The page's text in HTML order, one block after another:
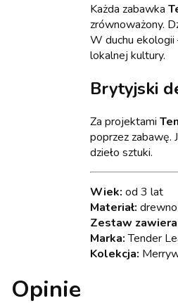
Każda zabawka
zrównoważony.
W duchu ekologii
lokalnej kultury.
Brytyjski
Za projektami
poprzez zabawę.
dzieło sztuki.
Wiek: od 3 lat
Materiał:
Zestaw
Marka:Tender
Kolekcja:
Opinie